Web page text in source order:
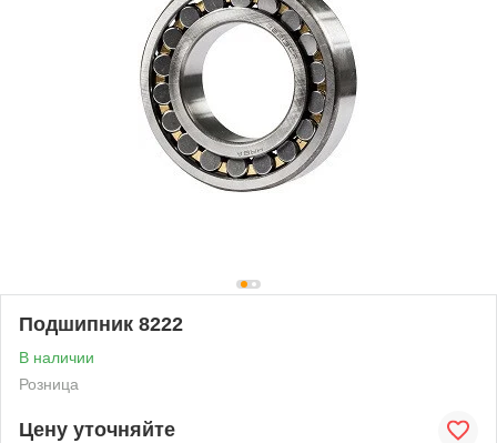
Подшипник 8222
В наличии
Розница
Цену уточняйте